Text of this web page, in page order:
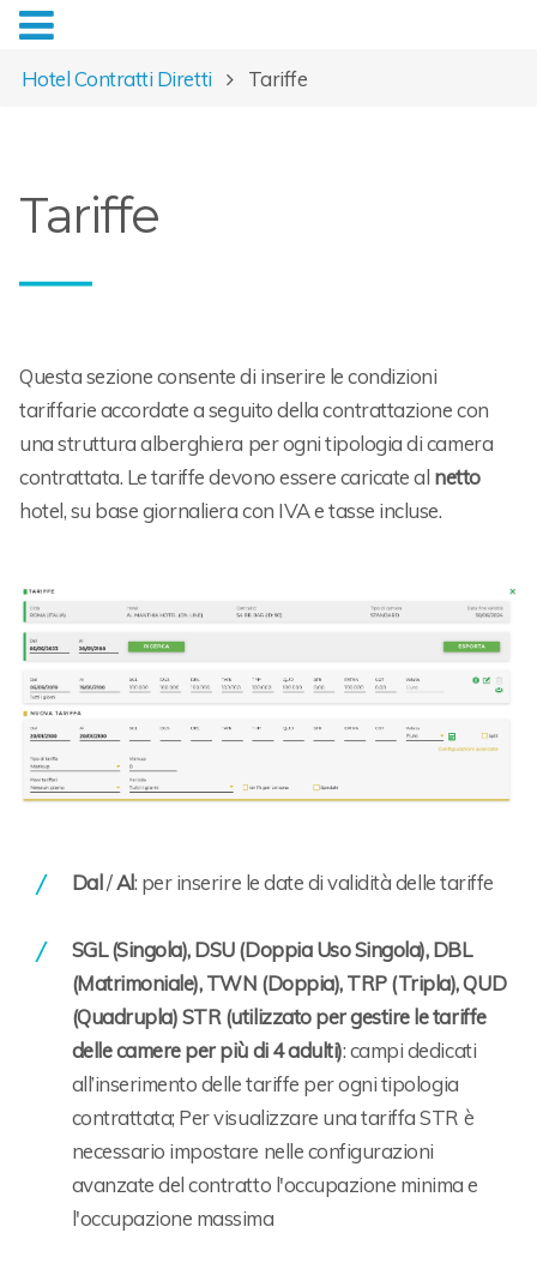
Hotel Contratti Diretti Tariffe
Tariffe
Questa sezione consente di inserire le condizioni
tariffarie accordate a seguito della contrattazione con
una struttura alberghiera per ogni tipologia di camera
contrattata. Le tariffe devono essere caricate al netto
hotel, su base giornaliera con IVA e tasse incluse.
Dal/Al: per inserire le date di validità delle tariffe
SGL (Singola), DSU (Doppia Uso Singola), DBL
(Matrimoniale), TWN (Doppia), TRP (Tripla), QUD
(Quadrupla) STR (utilizzato per gestire le tariffe
delle camere per più di 4 adulti): campi dedicati
all’inserimento delle tariffe per ogni tipologia
contrattata; Per visualizzare una tariffa STR è
necessario impostare nelle configurazioni
avanzate del contratto l'occupazione minima e
l'occupazione massima